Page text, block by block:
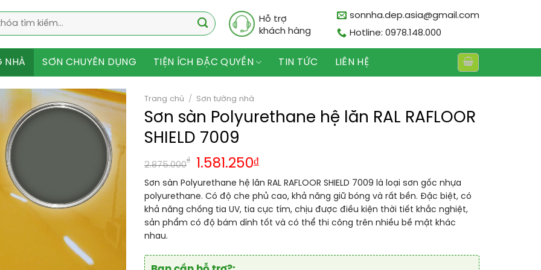
Hỗ trợ
khách hàng
sonnha.dep.asia@gmail.com
Hotline: 0978.148.000
NHÀ SƠN CHUYÊN DỤNG TIỆN ÍCH ĐẶC QUYỀN TIN TỨC LIÊN HỆ
Trang chủ / Sơn tường nhà
Sơn sàn Polyurethane hệ lăn RAL RAFLOOR
SHIELD 7009
2.875.000
₫ 1.581.250₫
Sơn sàn Polyurethane hệ lăn RAL RAFLOOR SHIELD 7009 là loại sơn gốc nhựa
polyurethane. Có độ che phủ cao, khả năng giữ bóng và rất bền. Đặc biệt, có
khả năng chống tia UV, tia cực tím, chịu được điều kiện thời tiết khắc nghiệt,
sản phẩm có độ bám dính tốt và có thể thi công trên nhiều bề mặt khác
nhau.